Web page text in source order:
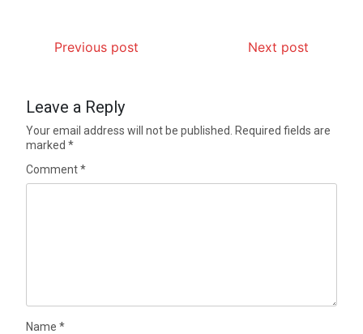
Previous post Next post
Leave a Reply
Your email address will not be published.
Required fields are
marked*
Comment*
Name*